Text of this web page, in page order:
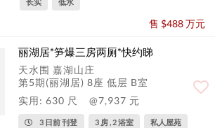
长实 低水
售 $488 万元
丽湖居*笋爆三房两厕*快约睇
天水围 嘉湖山庄
第5期(丽湖居) 8座 低层 B室
实用: 630 尺
@7,937 元
3 日前 刊登 3 房 , 2 浴室 私人屋苑